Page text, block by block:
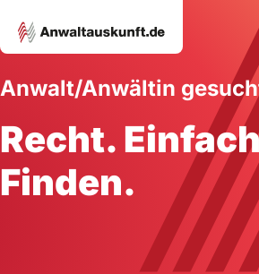
Anwalt/Anwältin
Recht.
Finden.